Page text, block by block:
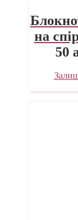
на
50